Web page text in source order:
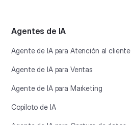
Agentes de IA
Agente de IA para Atención al cliente
Agente de IA para Ventas
Agente de IA para Marketing
Copiloto de IA